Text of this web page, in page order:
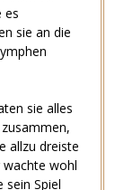
es
sie an die
sie alles
allzu dreiste
wachte wohl
sein Spiel